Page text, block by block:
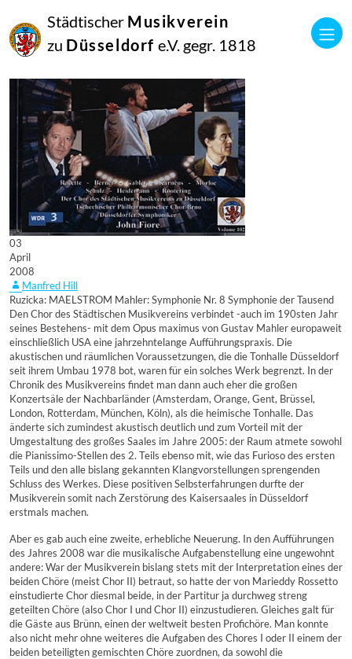
Städtischer Musikverein
zu Düsseldorf e.V. gegr. 1818
03
April
2008
Manfred Hill
Ruzicka: MAELSTROM Mahler: Symphonie Nr. 8 Symphonie der Tausend
Den Chor des Städtischen Musikvereins verbindet -auch im 190sten Jahr
seines Bestehens- mit dem Opus maximus von Gustav Mahler europaweit
einschließlich USA eine jahrzehntelange Aufführungspraxis. Die
akustischen und räumlichen Voraussetzungen, die die Tonhalle Düsseldorf
seit ihrem Umbau 1978 bot, waren für ein solches Werk begrenzt. In der
Chronik des Musikvereins findet man dann auch eher die großen
Konzertsäle der Nachbarländer (Amsterdam, Orange, Gent, Brüssel,
London, Rotterdam, München, Köln), als die heimische Tonhalle. Das
änderte sich zumindest akustisch deutlich und zum Vorteil mit der
Umgestaltung des großes Saales im Jahre 2005: der Raum atmete sowohl
die Pianissimo-Stellen des 2. Teils ebenso mit, wie das Furioso des ersten
Teils und den alle bislang gekannten Klangvorstellungen sprengenden
Schluss des Werkes. Diese positiven Selbsterfahrungen durfte der
Musikverein somit nach Zerstörung des Kaisersaales in Düsseldorf
erstmals machen.
Aber es gab auch eine zweite, erhebliche Neuerung. In den Aufführungen
des Jahres 2008 war die musikalische Aufgabenstellung eine ungewohnt
andere: War der Musikverein bislang stets mit der Interpretation eines der
beiden Chöre (meist Chor II) betraut, so hatte der von Marieddy Rossetto
einstudierte Chor diesmal beide, in der Partitur ja durchweg streng
geteilten Chöre (also Chor I und Chor II) einzustudieren. Gleiches galt für
die Gäste aus Brünn, einen der weltweit besten Profichöre. Man konnte
also nicht mehr ohne weiteres die Aufgaben des Chores I oder II einem der
beiden beteiligten gemischten Chöre zuordnen, da sowohl die